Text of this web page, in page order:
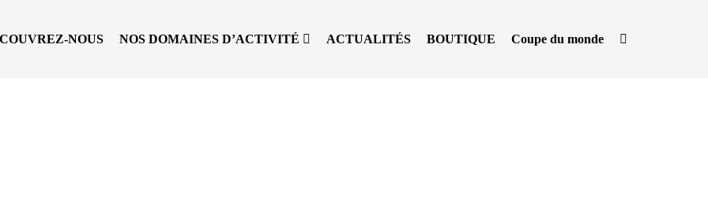
NOUS NOS DOMAINES D’ACTIVITÉ ACTUALITÉS BOUTIQUE Coupe du monde
Basculer